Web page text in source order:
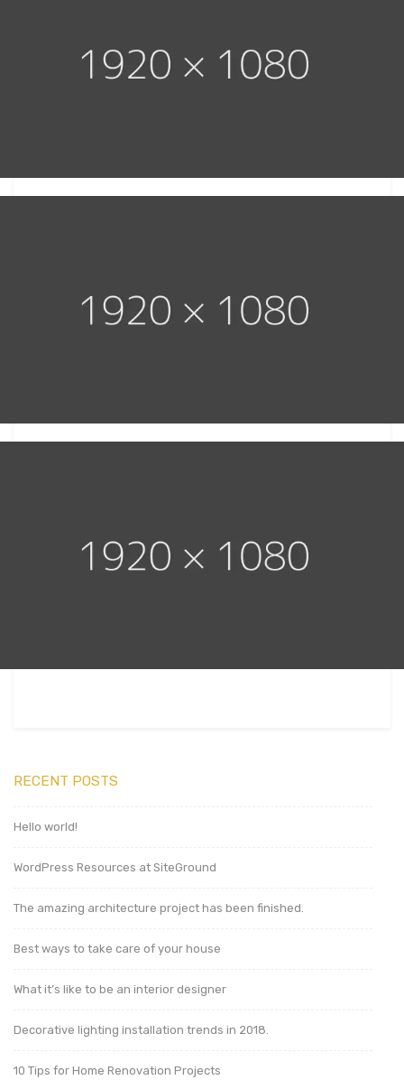
RECENT POSTS
Hello world!
WordPress Resources at SiteGround
The amazing architecture project has been finished.
Best ways to take care of your house
What it’s like to be an interior designer
Decorative lighting installation trends in 2018.
10 Tips for Home Renovation Projects